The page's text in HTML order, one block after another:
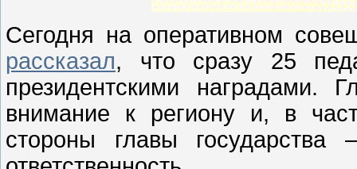
Сегодня на оперативном
рассказал, что сразу 25
президентскими наградами.
внимание к региону и, в
стороны главы